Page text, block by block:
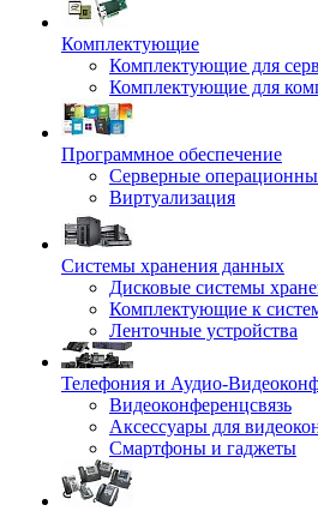
Комплектующие
Комплектующие для
Комплектующие для
Программное обеспечение
Серверные
Виртуализация
Системы хранения данных
Дисковые системы
Комплектующие к
Ленточные устройства
Телефония и Аудио-
Видеоконференцсвязь
Аксессуары для
Смартфоны и гаджеты